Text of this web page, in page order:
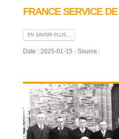
FRANCE SERVICE
EN SAVOIR PLUS...
Date : 2025-01-15 - Source :